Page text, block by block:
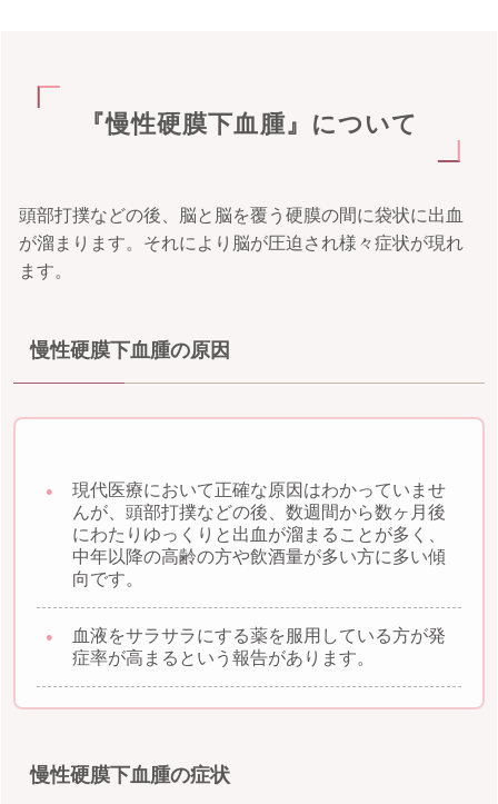
『慢性硬膜下血腫』について
頭部打撲などの後、脳と脳を覆う硬膜の間に袋状に出血
が溜まります。それにより脳が圧迫され様々症状が現れ
ます。
慢性硬膜下血腫の原因
現代医療において正確な原因はわかっていませ
んが、頭部打撲などの後、数週間から数ヶ月後
にわたりゆっくりと出血が溜まることが多く、
中年以降の高齢の方や飲酒量が多い方に多い傾
向です。
血液をサラサラにする薬を服用している方が発
症率が高まるという報告があります。
慢性硬膜下血腫の症状